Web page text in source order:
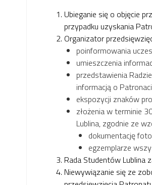
Ubieganie się o objęcie
przypadku uzyskania
Organizator
poinformowania
umieszczenia
przedstawienia
informacją o
ekspozycji znaków
złożenia w terminie
Lublina, zgodnie ze
dokumentację
egzemplarze
Rada Studentów Lublina
Niewywiązanie się ze